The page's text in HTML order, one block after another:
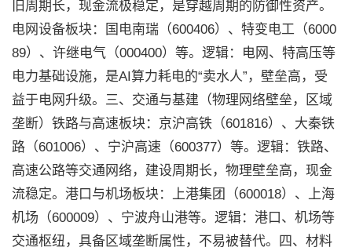
旧周期长，现金流极稳定，是穿越周期的防御性资产。
电网设备板块：国电南瑞（600406）、特变电工（6000
89）、许继电气（000400）等。逻辑：电网、特高压等
电力基础设施，是AI算力耗电的“卖水人”，壁垒高，受
益于电网升级。三、交通与基建（物理网络壁垒，区域
垄断）铁路与高速板块：京沪高铁（601816）、大秦铁
路（601006）、宁沪高速（600377）等。逻辑：铁路、
高速公路等交通网络，建设周期长，物理壁垒高，现金
流稳定。港口与机场板块：上港集团（600018）、上海
机场（600009）、宁波舟山港等。逻辑：港口、机场等
交通枢纽，具备区域垄断属性，不易被替代。四、材料